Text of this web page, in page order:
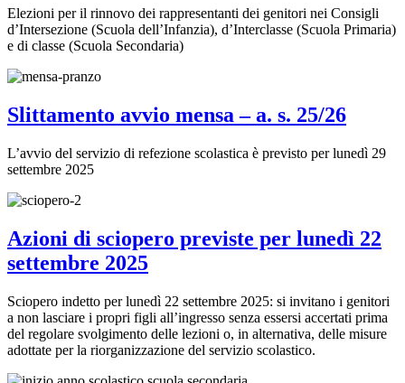
Elezioni per il rinnovo dei rappresentanti dei genitori nei Consigli
d’Intersezione (Scuola dell’Infanzia), d’Interclasse (Scuola Primaria)
e di classe (Scuola Secondaria)
Slittamento avvio mensa – a. s. 25/26
L’avvio del servizio di refezione scolastica è previsto per lunedì 29
settembre 2025
Azioni di sciopero previste per lunedì 22
settembre 2025
Sciopero indetto per lunedì 22 settembre 2025: si invitano i genitori
a non lasciare i propri figli all’ingresso senza essersi accertati prima
del regolare svolgimento delle lezioni o, in alternativa, delle misure
adottate per la riorganizzazione del servizio scolastico.